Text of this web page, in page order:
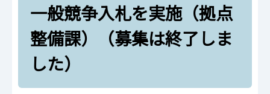
一般競争入札を実施（拠点
整備課）（募集は終了しま
した）